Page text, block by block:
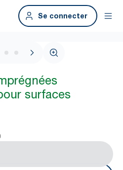
Se connecter
1 / 4
surfaces